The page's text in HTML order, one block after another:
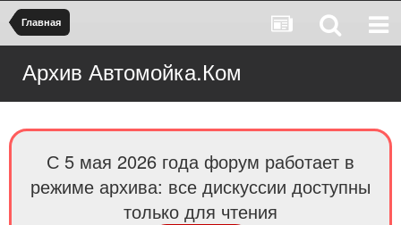
Главная
Архив Автомойка.Ком
С 5 мая 2026 года форум работает в
режиме архива: все дискуссии доступны
только для чтения